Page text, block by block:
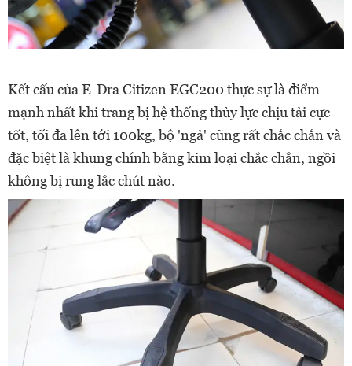
Kết cấu của E-Dra Citizen EGC200 thực sự là điểm
mạnh nhất khi trang bị hệ thống thủy lực chịu tải cực
tốt, tối đa lên tới 100kg, bộ 'ngả' cũng rất chắc chắn và
đặc biệt là khung chính bằng kim loại chắc chắn, ngồi
không bị rung lắc chút nào.